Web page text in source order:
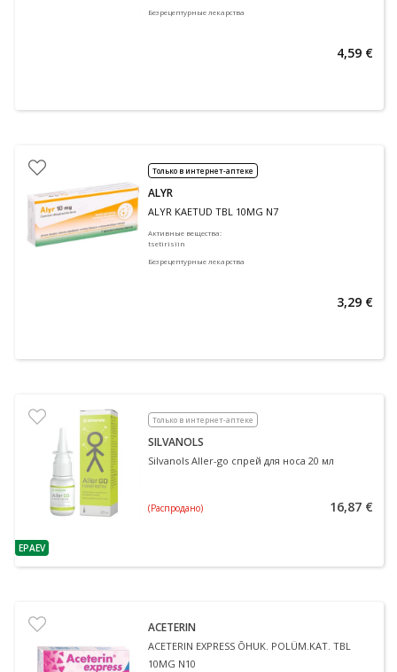
Безрецептурные лекарства
4,59 €
Только в интернет-аптеке
ALYR
ALYR KAETUD TBL 10MG N7
Активные вещества:
tsetirisiin
Безрецептурные лекарства
3,29 €
nõuanne
EPAEV
Только в интернет-аптеке
SILVANOLS
Silvanols Aller-go спрей для носа 20 мл
(Распродано) 16,87 €
ACETERIN
ACETERIN EXPRESS ÕHUK. POLÜM.KAT. TBL
10MG N10